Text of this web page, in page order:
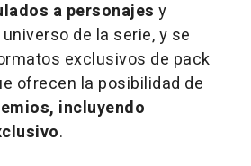
a personajes y
de la serie, y se
exclusivos de pack
ofrecen la posibilidad de
incluyendo
.